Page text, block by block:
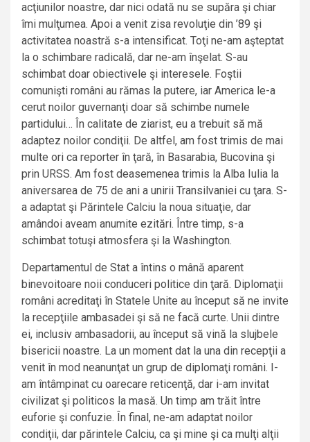
acţiunilor noastre, dar nici odată nu se supăra şi chiar
îmi mulţumea. Apoi a venit zisa revoluţie din ’89 şi
activitatea noastră s-a intensificat. Toţi ne-am aşteptat
la o schimbare radicală, dar ne-am înşelat. S-au
schimbat doar obiectivele şi interesele. Foştii
comunişti români au rămas la putere, iar America le-a
cerut noilor guvernanţi doar să schimbe numele
partidului… În calitate de ziarist, eu a trebuit să mă
adaptez noilor condiţii. De altfel, am fost trimis de mai
multe ori ca reporter în ţară, în Basarabia, Bucovina şi
prin URSS. Am fost deasemenea trimis la Alba Iulia la
aniversarea de 75 de ani a unirii Transilvaniei cu ţara. S-
a adaptat şi Părintele Calciu la noua situaţie, dar
amândoi aveam anumite ezitări. Între timp, s-a
schimbat totuşi atmosfera şi la Washington.
Departamentul de Stat a întins o mână aparent
binevoitoare noii conduceri politice din ţară. Diplomaţii
români acreditaţi în Statele Unite au început să ne invite
la recepţiile ambasadei şi să ne facă curte. Unii dintre
ei, inclusiv ambasadorii, au început să vină la slujbele
bisericii noastre. La un moment dat la una din recepţii a
venit în mod neanunţat un grup de diplomaţi români. I-
am întâmpinat cu oarecare reticenţă, dar i-am invitat
civilizat şi politicos la masă. Un timp am trăit între
euforie şi confuzie. În final, ne-am adaptat noilor
condiţii, dar părintele Calciu, ca şi mine şi ca mulţi alţii